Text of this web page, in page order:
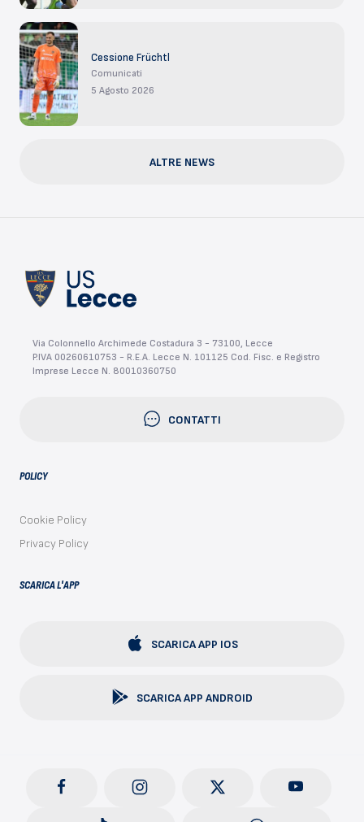
Cessione Früchtl
Comunicati
5 Agosto 2026
ALTRE NEWS
Via Colonnello Archimede Costadura 3 - 73100, Lecce
P.IVA 00260610753 - R.E.A. Lecce N. 101125 Cod. Fisc. e Registro
Imprese Lecce N. 80010360750
CONTATTI
POLICY
Cookie Policy
Privacy Policy
SCARICA L'APP
SCARICA APP IOS
SCARICA APP ANDROID